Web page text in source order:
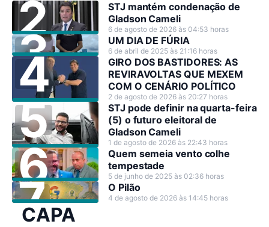
STJ mantém condenação de
Gladson Cameli
6 de agosto de 2026 às 04:53 horas
UM DIA DE FÚRIA
6 de abril de 2025 às 21:16 horas
GIRO DOS BASTIDORES: AS
REVIRAVOLTAS QUE MEXEM
COM O CENÁRIO POLÍTICO
2 de agosto de 2026 às 20:27 horas
STJ pode definir na quarta-feira
(5) o futuro eleitoral de
Gladson Cameli
1 de agosto de 2026 às 22:43 horas
Quem semeia vento colhe
tempestade
5 de junho de 2025 às 02:36 horas
O Pilão
4 de agosto de 2026 às 14:45 horas
CAPA